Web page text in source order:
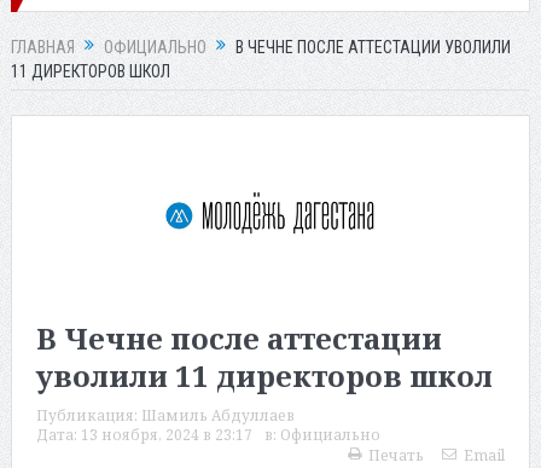
ГЛАВНАЯ ОФИЦИАЛЬНО
В ЧЕЧНЕ ПОСЛЕ АТТЕСТАЦИИ УВОЛИЛИ
11 ДИРЕКТОРОВ ШКОЛ
В Чечне после аттестации
уволили 11 директоров школ
Публикация: Шамиль Абдуллаев
Дата: 13 ноября, 2024 в 23:17 в: Официально
Печать
Email